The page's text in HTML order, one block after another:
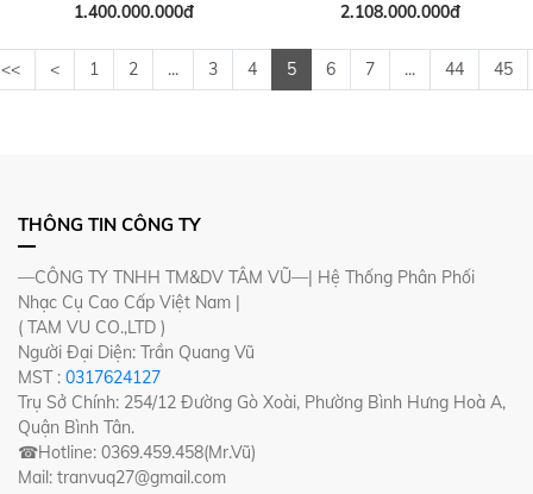
1.400.000.000đ 2.108.000.000đ
<< < 1 2 ... 3 4 5 6 7 ... 44 45
THÔNG TIN CÔNG TY
—CÔNG TY TNHH TM&DV TÂM VŨ—| Hệ Thống Phân Phối
Nhạc Cụ Cao Cấp Việt Nam |
( TAM VU CO.,LTD )
Người Đại Diện: Trần Quang Vũ
MST : 0317624127
Trụ Sở Chính: 254/12 Đường Gò Xoài, Phường Bình Hưng Hoà A,
Quận Bình Tân.
☎Hotline: 0369.459.458(Mr.Vũ)
Mail: tranvuq27@gmail.com